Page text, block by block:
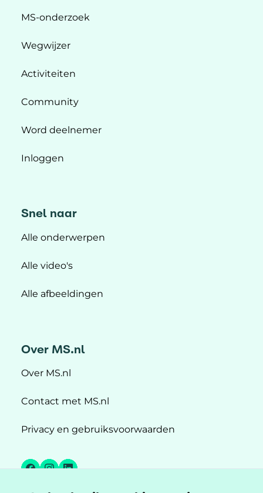
MS-onderzoek
Wegwijzer
Activiteiten
Community
Word deelnemer
Inloggen
Snel naar
Alle onderwerpen
Alle video's
Alle afbeeldingen
Over MS.nl
Over MS.nl
Contact met MS.nl
Privacy en gebruiksvoorwaarden
Facebook
Instagram
LinkedIn